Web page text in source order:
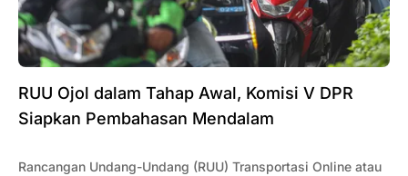
RUU Ojol dalam Tahap Awal, Komisi V DPR
Siapkan Pembahasan Mendalam
Rancangan Undang-Undang (RUU) Transportasi Online atau